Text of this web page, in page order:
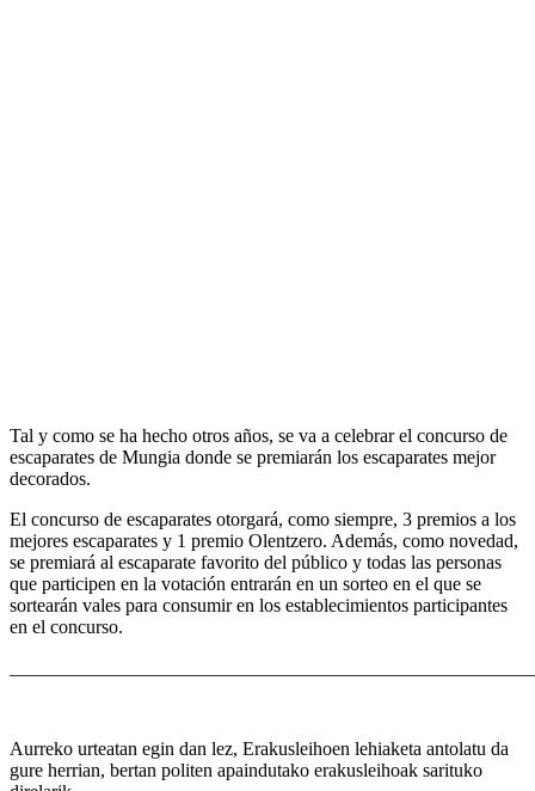
Tal y como se ha hecho otros años, se va a celebrar el concurso de
escaparates de Mungia donde se premiarán los escaparates mejor
decorados.
El concurso de escaparates otorgará, como siempre, 3 premios a los
mejores escaparates y 1 premio Olentzero. Además, como novedad,
se premiará al escaparate favorito del público y todas las personas
que participen en la votación entrarán en un sorteo en el que se
sortearán vales para consumir en los establecimientos participantes
en el concurso.
Aurreko urteatan egin dan lez, Erakusleihoen lehiaketa antolatu da
gure herrian, bertan politen apaindutako erakusleihoak sarituko